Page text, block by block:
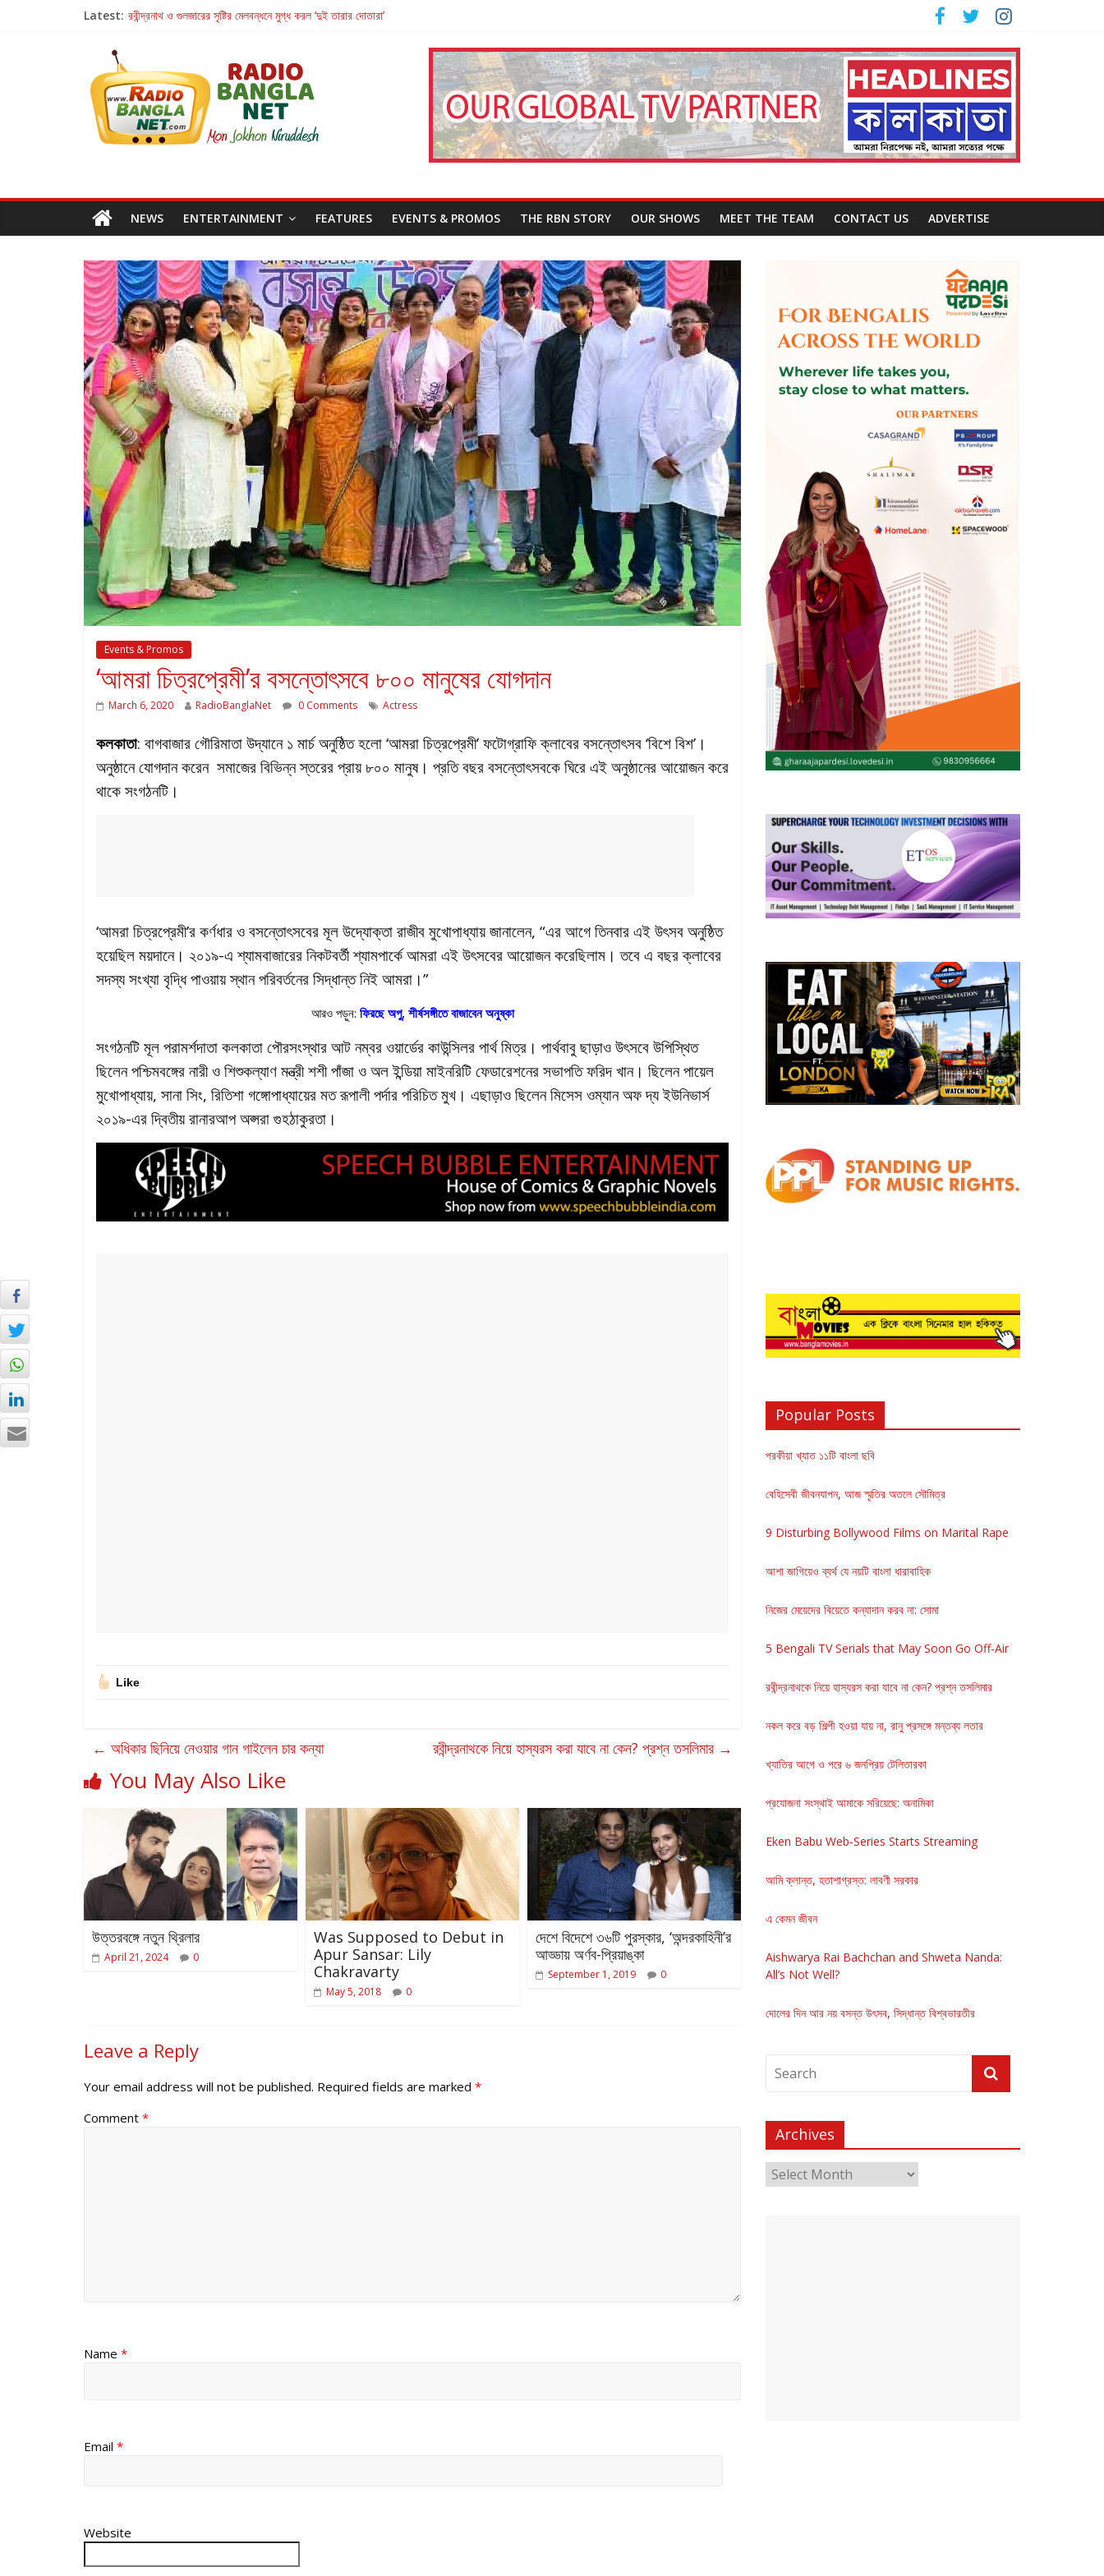
Latest: রবীন্দ্রনাথ ও গুলজারের সৃষ্টির মেলবন্ধনে মুগ্ধ করল ‘দুই তারার দোতারা’
Retribution: A Thought-Provoking Short Film That Challenges Our Understanding of Justice
হাওয়া বদলের টলিউডে ‘তুমি এলে তাই’
NEWS ENTERTAINMENT FEATURES EVENTS & PROMOS THE RBN STORY OUR SHOWS MEET THE TEAM CONTACT US ADVERTISE
Events & Promos
‘আমরা চিত্রপ্রেমী’র বসন্তোৎসবে ৮০০ মানুষের যোগদান
March 6, 2020 RadioBanglaNet 0 Comments Actress
কলকাতা: বাগবাজার গৌরিমাতা উদ্যানে ১ মার্চ অনুষ্ঠিত হলো ‘আমরা চিত্রপ্রেমী’ ফটোগ্রাফি ক্লাবের বসন্তোৎসব ‘বিশে বিশ’।
অনুষ্ঠানে যোগদান করেন সমাজের বিভিন্ন স্তরের প্রায় ৮০০ মানুষ। প্রতি বছর বসন্তোৎসবকে ঘিরে এই অনুষ্ঠানের আয়োজন করে
থাকে সংগঠনটি।
‘আমরা চিত্রপ্রেমী’র কর্ণধার ও বসন্তোৎসবের মূল উদ্যোক্তা রাজীব মুখোপাধ্যায় জানালেন, “এর আগে তিনবার এই উৎসব অনুষ্ঠিত
হয়েছিল ময়দানে। ২০১৯-এ শ্যামবাজারের নিকটবর্তী শ্যামপার্কে আমরা এই উৎসবের আয়োজন করেছিলাম। তবে এ বছর ক্লাবের
সদস্য সংখ্যা বৃদ্ধি পাওয়ায় স্থান পরিবর্তনের সিদ্ধান্ত নিই আমরা।”
আরও পড়ুন: ফিরছে অপু, শীর্ষসঙ্গীতে বাজাবেন অনুষ্কা
সংগঠনটি মূল পরামর্শদাতা কলকাতা পৌরসংস্থার আট নম্বর ওয়ার্ডের কাউন্সিলর পার্থ মিত্র। পার্থবাবু ছাড়াও উৎসবে উপিস্থিত
ছিলেন পশ্চিমবঙ্গের নারী ও শিশুকল্যাণ মন্ত্রী শশী পাঁজা ও অল ইন্ডিয়া মাইনরিটি ফেডারেশনের সভাপতি ফরিদ খান। ছিলেন পায়েল
মুখোপাধ্যায়, সানা সিং, রিতিশা গঙ্গোপাধ্যায়ের মত রূপালী পর্দার পরিচিত মুখ। এছাড়াও ছিলেন মিসেস ওম্যান অফ দ্য ইউনিভার্স
২০১৯-এর দ্বিতীয় রানারআপ অপ্সরা গুহঠাকুরতা।
Like
← অধিকার ছিনিয়ে নেওয়ার গান গাইলেন চার কন্যা রবীন্দ্রনাথকে নিয়ে হাস্যরস করা যাবে না কেন? প্রশ্ন তসলিমার →
You May Also Like
উত্তরবঙ্গে নতুন থ্রিলার
April 21, 2024 0
Was Supposed to Debut in
Apur Sansar: Lily
Chakravarty
May 5, 2018 0
দেশে বিদেশে ৩৬টি পুরস্কার, ‘অন্দরকাহিনী’র
আড্ডায় অর্ণব-প্রিয়াঙ্কা
September 1, 2019 0
Leave a Reply
Your email address will not be published. Required fields are marked *
Comment *
Name *
Email *
Website
Popular Posts
পরকীয়া খ্যাত ১১টি বাংলা ছবি
বেহিসেবী জীবনযাপন, আজ স্মৃতির অতলে সৌমিত্র
9 Disturbing Bollywood Films on Marital Rape
আশা জাগিয়েও ব্যর্থ যে নয়টি বাংলা ধারাবাহিক
নিজের মেয়েদের বিয়েতে কন্যাদান করব না: সোমা
5 Bengali TV Serials that May Soon Go Off-Air
রবীন্দ্রনাথকে নিয়ে হাস্যরস করা যাবে না কেন? প্রশ্ন তসলিমার
নকল করে বড় শিল্পী হওয়া যায় না, রানু প্রসঙ্গে মন্তব্য লতার
খ্যাতির আগে ও পরে ৬ জনপ্রিয় টেলিতারকা
প্রযোজনা সংস্থাই আমাকে সরিয়েছে: অনামিকা
Eken Babu Web-Series Starts Streaming
আমি ক্লান্ত, হতাশাগ্রস্ত: লাবণী সরকার
এ কেমন জীবন
Aishwarya Rai Bachchan and Shweta Nanda:
All’s Not Well?
দোলের দিন আর নয় বসন্ত উৎসব, সিদ্ধান্ত বিশ্বভারতীর
Archives